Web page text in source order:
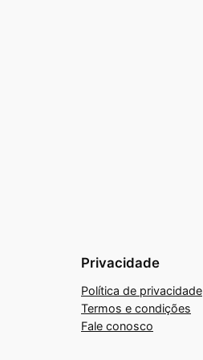
Privacidade
Política de privacidade
Termos e condições
Fale conosco